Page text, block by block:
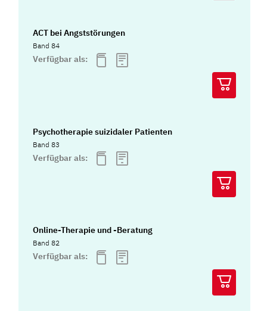
ACT bei Angststörungen
Band 84
Verfügbar als:
Psychotherapie suizidaler Patienten
Band 83
Verfügbar als:
Online-Therapie und -Beratung
Band 82
Verfügbar als: